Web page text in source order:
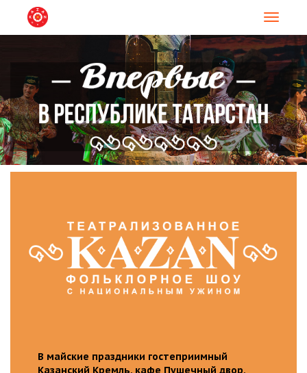
В майские праздники гостеприимный
Казанский Кремль, кафе Пушечный двор,